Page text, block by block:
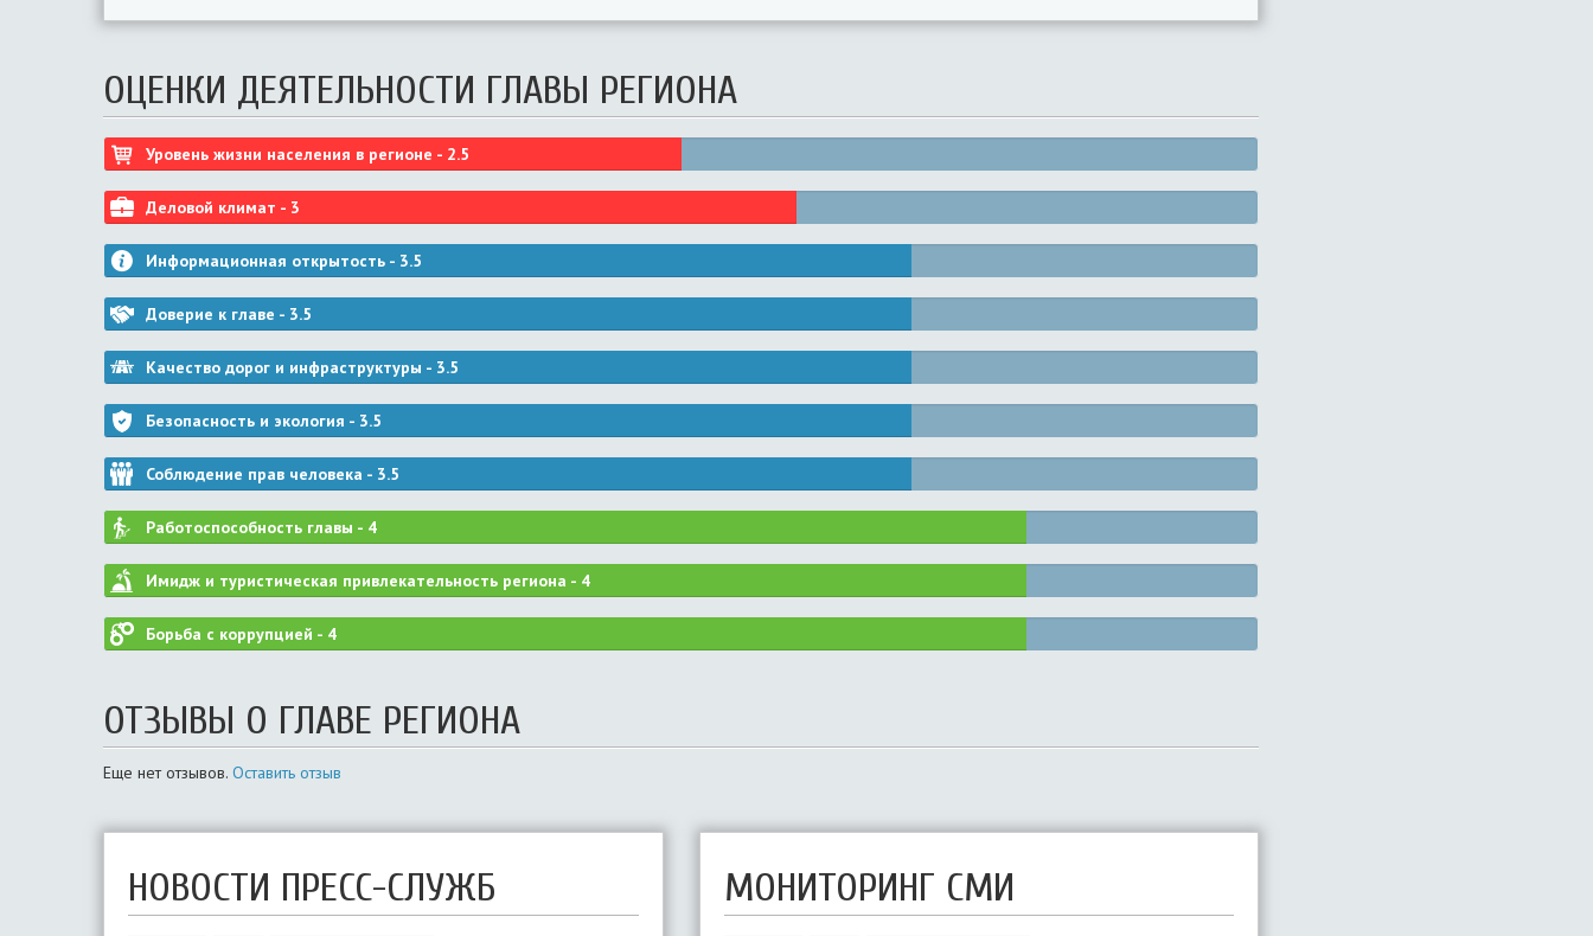
ОЦЕНКИ ДЕЯТЕЛЬНОСТИ ГЛАВЫ РЕГИОНА
Уровень жизни населения в регионе - 2.5
Деловой климат - 3
Информационная открытость - 3.5
Доверие к главе - 3.5
Качество дорог и инфраструктуры - 3.5
Безопасность и экология - 3.5
Соблюдение прав человека - 3.5
Работоспособность главы - 4
Имидж и туристическая привлекательность региона - 4
Борьба с коррупцией - 4
ОТЗЫВЫ О ГЛАВЕ РЕГИОНА
Еще нет отзывов. Оставить отзыв
НОВОСТИ ПРЕСС-СЛУЖБ МОНИТОРИНГ СМИ